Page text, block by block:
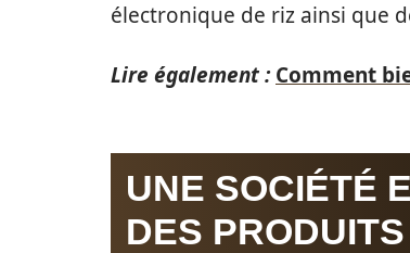
électronique de riz ainsi que
Lire également : Comment
UNE SOCIÉTÉ
DES PRODUITS